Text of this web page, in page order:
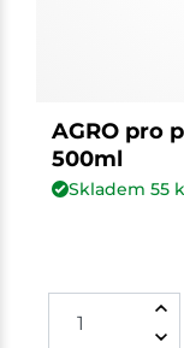
AGRO pro
500ml
Skladem 55